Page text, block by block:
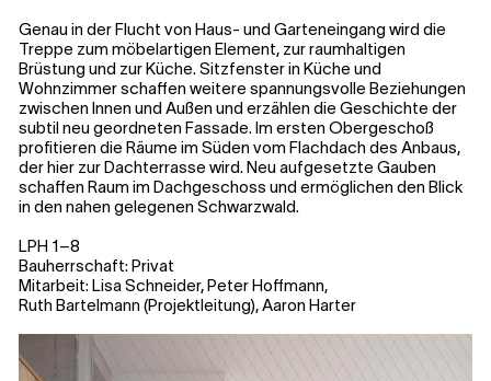
Genau in der Flucht von Haus- und Garteneingang wird die
Treppe zum möbelartigen Element, zur raumhaltigen
Brüstung und zur Küche. Sitzfenster in Küche und
Wohnzimmer schaffen weitere spannungsvolle Beziehungen
zwischen Innen und Außen und erzählen die Geschichte der
subtil neu geordneten Fassade. Im ersten Obergeschoß
profitieren die Räume im Süden vom Flachdach des Anbaus,
der hier zur Dachterrasse wird. Neu aufgesetzte Gauben
schaffen Raum im Dachgeschoss und ermöglichen den Blick
in den nahen gelegenen Schwarzwald.
LPH 1–8
Bauherrschaft: Privat
Mitarbeit: Lisa Schneider, Peter Hoffmann,
Ruth Bartelmann (Projektleitung), Aaron Harter